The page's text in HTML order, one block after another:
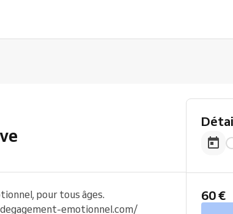
pour tous âges.
emotionnel.com/
60 €